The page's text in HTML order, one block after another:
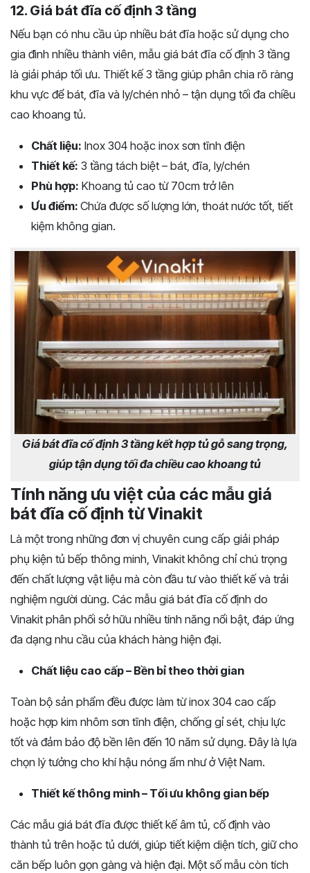
12. Giá bát đĩa cố định 3 tầng
Nếu bạn có nhu cầu úp nhiều bát đĩa hoặc sử dụng cho
gia đình nhiều thành viên, mẫu giá bát đĩa cố định 3 tầng
là giải pháp tối ưu. Thiết kế 3 tầng giúp phân chia rõ ràng
khu vực để bát, đĩa và ly/chén nhỏ – tận dụng tối đa chiều
cao khoang tủ.
Chất liệu: Inox 304 hoặc inox sơn tĩnh điện
Thiết kế: 3 tầng tách biệt – bát, đĩa, ly/chén
Phù hợp: Khoang tủ cao từ 70cm trở lên
Ưu điểm: Chứa được số lượng lớn, thoát nước tốt, tiết
kiệm không gian.
Giá bát đĩa cố định 3 tầng kết hợp tủ gỗ sang trọng,
giúp tận dụng tối đa chiều cao khoang tủ
Tính năng ưu việt của các mẫu giá
bát đĩa cố định từ Vinakit
Là một trong những đơn vị chuyên cung cấp giải pháp
phụ kiện tủ bếp thông minh, Vinakit không chỉ chú trọng
đến chất lượng vật liệu mà còn đầu tư vào thiết kế và trải
nghiệm người dùng. Các mẫu giá bát đĩa cố định do
Vinakit phân phối sở hữu nhiều tính năng nổi bật, đáp ứng
đa dạng nhu cầu của khách hàng hiện đại.
Chất liệu cao cấp – Bền bỉ theo thời gian
Toàn bộ sản phẩm đều được làm từ inox 304 cao cấp
hoặc hợp kim nhôm sơn tĩnh điện, chống gỉ sét, chịu lực
tốt và đảm bảo độ bền lên đến 10 năm sử dụng. Đây là lựa
chọn lý tưởng cho khí hậu nóng ẩm như ở Việt Nam.
Thiết kế thông minh – Tối ưu không gian bếp
Các mẫu giá bát đĩa được thiết kế âm tủ, cố định vào
thành tủ trên hoặc tủ dưới, giúp tiết kiệm diện tích, giữ cho
căn bếp luôn gọn gàng và hiện đại. Một số mẫu còn tích